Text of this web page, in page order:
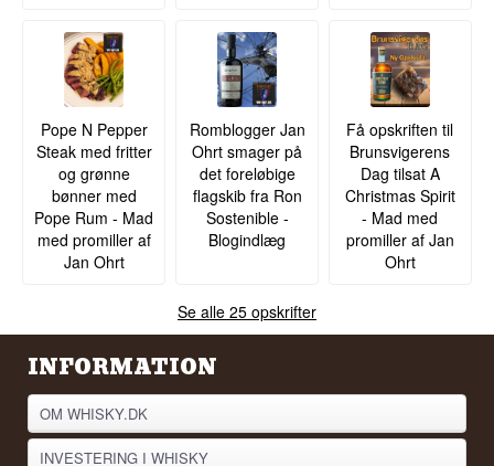
Pope N Pepper
Steak med fritter
og grønne
bønner med
Pope Rum - Mad
med promiller af
Jan Ohrt
Romblogger Jan
Ohrt smager på
det foreløbige
flagskib fra Ron
Sostenible -
Blogindlæg
Få opskriften til
Brunsvigerens
Dag tilsat A
Christmas Spirit
- Mad med
promiller af Jan
Ohrt
Se alle 25 opskrifter
INFORMATION
OM WHISKY.DK
INVESTERING I WHISKY